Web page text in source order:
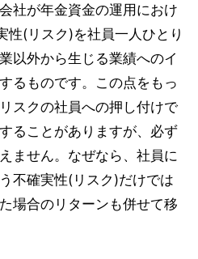
社が年金資金の運用におけ
性(リスク)を社員一人ひとり
以外から生じる業績へのイ
るものです。この点をもっ
スクの社員への押し付けで
ることがありますが、必ず
ません。なぜなら、社員に
不確実性(リスク)だけでは
場合のリターンも併せて移